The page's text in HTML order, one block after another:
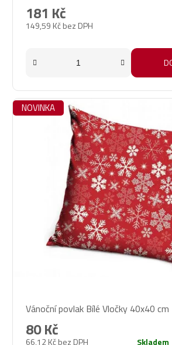
149,59 Kč bez DPH
181 Kč
NOVINKA
hodnocení
produktu
je
Vánoční povlak Bílé Vločky 40x40 cm
66,12 Kč bez DPH
80 Kč
Skladem